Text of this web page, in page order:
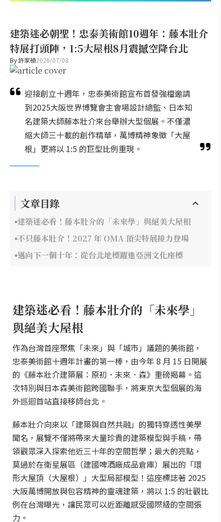
建築迷必朝聖！忠泰美術館10週年：藤本壯介
特展打頭陣，1:5大屋根8月震撼空降台北
By許家禎2026/07/08
迎接創立十週年，忠泰美術館宣布首發強檔邀請
到2025大阪世界博覽會主會場設計總監、日本知
名建築大師藤本壯介來台舉辦大型個展。不僅濃
縮大師三十載的創作精華，萬博精神象徵「大屋
根」更將以 1:5 的巨型比例重現。
文章目錄
建築迷必看！藤本壯介的「未來學」與絕美大屋根
不只藤本壯介！2027 年 OMA 頂尖特展接力登場
邁向下一個十年：從台北地標躍進亞洲文化座標
建築迷必看！藤本壯介的「未來學」
與絕美大屋根
作為台灣首座聚焦「未來」與「城市」議題的美術館，
忠泰美術館十週年計畫的第一棒，由今年 8 月 15 日開展
的《藤本壯介建築展：原初．未來．森》重磅揭幕。這
次特別與日本森美術館跨國聯手，將東京大型個展的海
外巡迴首站直接移師台北。
藤本壯介向來以「建築與自然共融」的獨特穿透性美學
聞名，展覽不僅將帶來大量珍貴的建築模型與手稿，帶
領觀眾深入探索他近三十年的空間哲學；最大的亮點，
莫過於在衛星展區（建國啤酒廠成品倉庫）展出的「環
形大屋頂（大屋根）」大型局部模型！這座標誌著 2025
大阪萬博開放與包容精神的靈魂建築，將以 1:5 的壯觀比
例在台灣曝光，讓民眾可以近距離感受國際級的空間張
力。